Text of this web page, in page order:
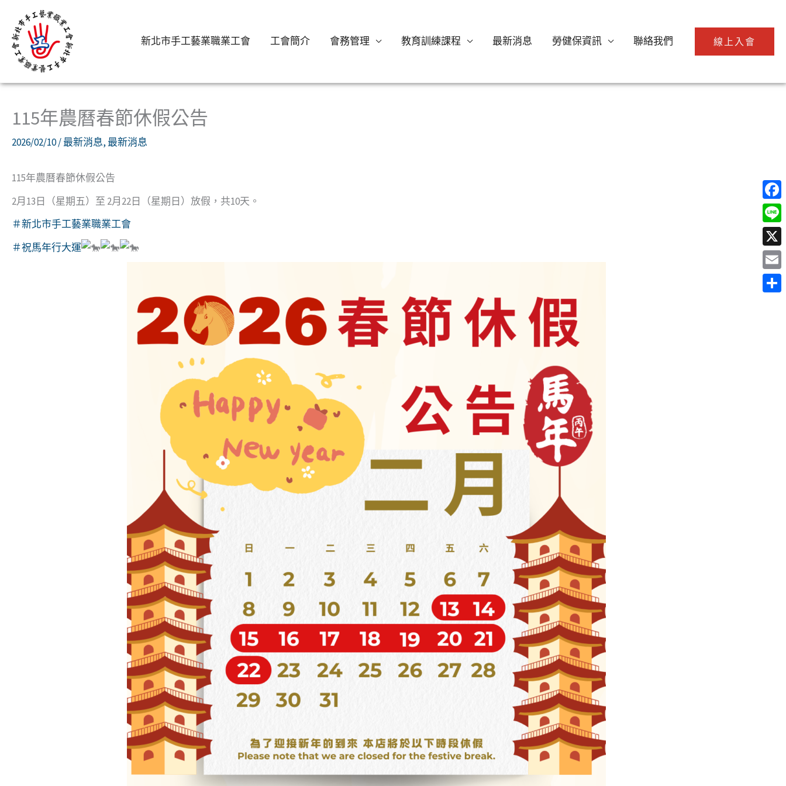
內
新北市手工藝業職業工會 工會簡介 會務管理 教育訓練課程 最新消息 勞健保資訊 聯絡我們 線上入會
工會公告
115年農曆春節休假公告
2026/02/10/最新消息, 最新消息
115年農曆春節休假公告
2月13日（星期五）至 2月22日（星期日）放假，共10天。
＃新北市手工藝業職業工會
＃祝馬年行大運
Line
X
Email